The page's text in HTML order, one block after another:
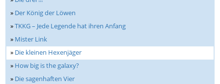
» Der König der Löwen
»TKKG – Jede Legende hat ihren Anfang
» Mister Link
» Die kleinen Hexenjäger
» How big is the galaxy?
» Die sagenhaften Vier